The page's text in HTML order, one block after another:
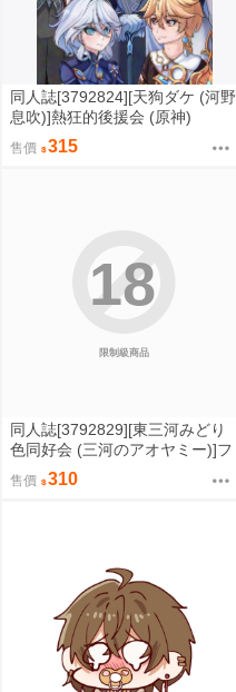
同人誌[3792824][天狗ダケ (河野
息吹)]熱狂的後援会 (原神)
售價 315
限制級商品
18
同人誌[3792829][東三河みどり
色同好会 (三河のアオヤミー)]フ
ィッシュいんぐオンザベッド (偶
像大師)
售價 310